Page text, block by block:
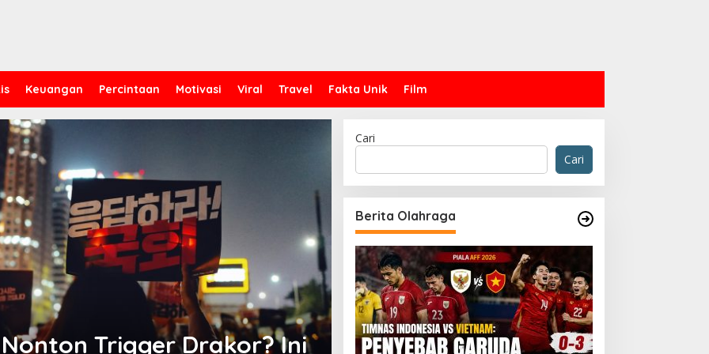
Keuangan Percintaan Motivasi Viral Travel Fakta Unik Film
Trigger Drakor? Ini
Cari
Cari
Berita Olahraga